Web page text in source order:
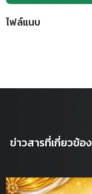
ไฟล์แนบ
ข่าวสารที่เกี่ยวข้อง